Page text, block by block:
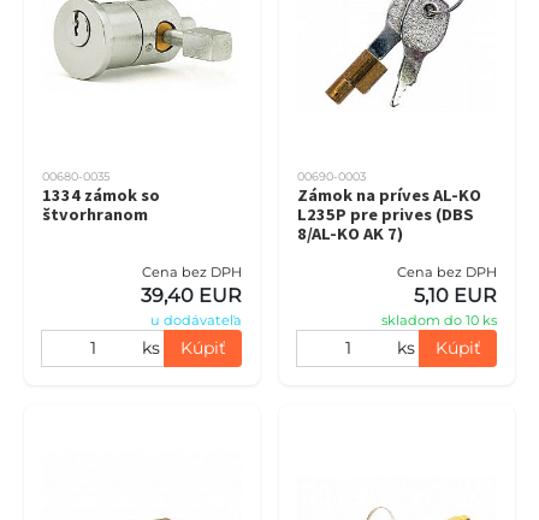
00680-0035
1334 zámok so
štvorhranom
Cena bez DPH
39,40 EUR
u dodávateľa
ks Kúpiť
00690-0003
Zámok na príves AL-KO
L235P pre prives (DBS
8/AL-KO AK 7)
Cena bez DPH
5,10 EUR
skladom do 10 ks
ks Kúpiť